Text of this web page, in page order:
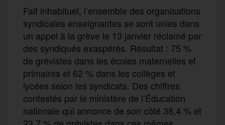
Fait inhabituel, l’ensemble des organisations
syndicales enseignantes se sont unies dans
un appel à la grève le 13 janvier réclamé par
des syndiqués exaspérés. Résultat : 75 %
de grévistes dans les écoles maternelles et
primaires et 62 % dans les collèges et
lycées selon les syndicats. Des chiffres
contestés par le ministère de l’Éducation
nationale qui annonce de son côté 38,4 % et